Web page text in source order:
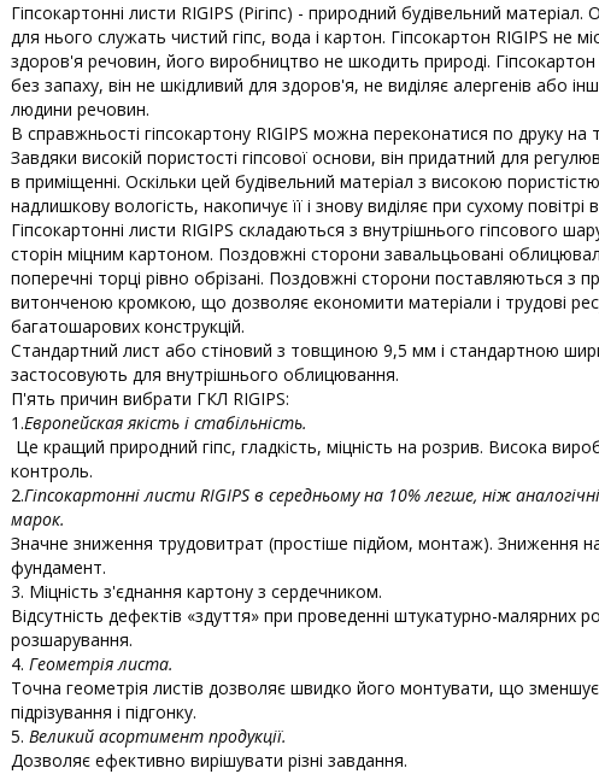
Гіпсокартонні листи RIGIPS (Рігіпс) - природний будівельний
для нього служать чистий гіпс, вода і картон. Гіпсокартон RIGIPS не
здоров'я речовин, його виробництво не шкодить природі. Гіпсокартон
без запаху, він не шкідливий для здоров'я, не виділяє алергенів або
людини речовин.
В справжньості гіпсокартону RIGIPS можна переконатися по друку на
Завдяки високій пористості гіпсової основи, він придатний для
в приміщенні. Оскільки цей будівельний матеріал з високою
надлишкову вологість, накопичує її і знову виділяє при сухому повітрі
Гіпсокартонні листи RIGIPS складаються з внутрішнього гіпсового
сторін міцним картоном. Поздовжні сторони завальцьовані
поперечні торці рівно обрізані. Поздовжні сторони поставляються з
витонченою кромкою, що дозволяє економити матеріали і трудові
багатошарових конструкцій.
Стандартний лист або стіновий з товщиною 9,5 мм і стандартною
застосовують для внутрішнього облицювання.
П'ять причин вибрати ГКЛ RIGIPS:
1.Европейская якість і стабільність.
Це кращий природний гіпс, гладкість, міцність на розрив. Висока
контроль.
2.Гіпсокартонні листи RIGIPS в середньому на 10% легше, ніж
марок.
Значне зниження трудовитрат (простіше підйом, монтаж). Зниження
фундамент.
3. Міцність з'єднання картону з сердечником.
Відсутність дефектів «здуття» при проведенні штукатурно-малярних
розшарування.
4. Геометрія листа.
Точна геометрія листів дозволяє швидко його монтувати, що
підрізування і підгонку.
5. Великий асортимент продукції.
Дозволяє ефективно вирішувати різні завдання.